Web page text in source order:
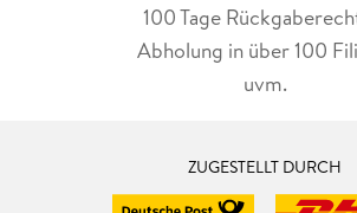
100 Tage
Abholung in über 100
uvm.
ZUGESTELLT DURCH